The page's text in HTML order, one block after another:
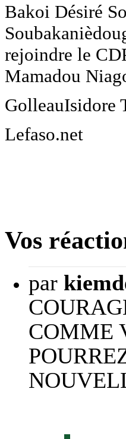
Bakoi Désiré
rejoindre le
Mamadou
GolleauIsidore
Lefaso.net
Vos
par
COMME